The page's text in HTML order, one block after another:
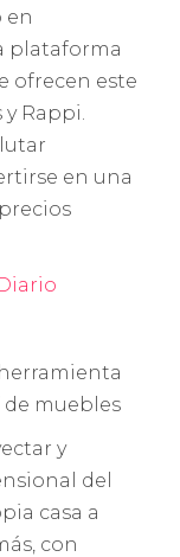
en
plataforma
ofrecen este
Rappi.
en una
de muebles
y
del
casa a
con